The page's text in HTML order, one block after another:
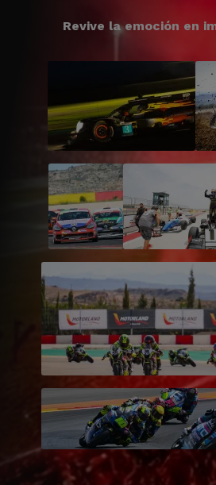
Revive la emoción en